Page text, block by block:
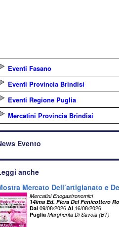
Eventi Fasano
Eventi Provincia Brindisi
Eventi Regione Puglia
Mercatini Provincia Brindisi
Evento
anche
Mercato Dell’artigianato e
Mercatini Enogastronomici
14ima Ed. Fiera Del Fenicottero
Dal 09/08/2026 Al 16/08/2026
Puglia Margherita Di Savoia (BT)